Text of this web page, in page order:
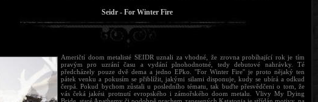
Seidr - For Winter Fire
Američtí doom metalisté SEIDR uznali za vhodné, že zrovna probíhající rok je tím
pravým pro uzrání času a vydání plnohodnotné, tedy debutové nahrávky. Té
předcházely pouze dvě dema a jedno EPko. ''For Winter Fire'' je proto nějaký ten
pátek venku a pokusím se přiblížit, jakými silami disponuje, kudy se ubírá a odkud
čerpá. Pokud bychom zůstali u posledního tématu, tak buďte přesvědčeni o tom, že
vás čeká jakési protnutí evropského i zámořského doom metalu. Vlivy My Dying